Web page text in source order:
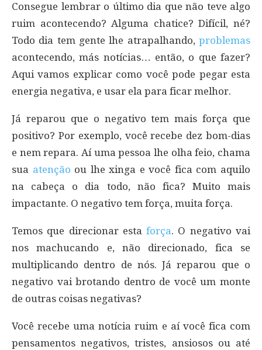
Consegue lembrar o último dia que não teve algo
ruim acontecendo? Alguma chatice? Difícil, né?
Todo dia tem gente lhe atrapalhando, problemas
acontecendo, más notícias… então, o que fazer?
Aqui vamos explicar como você pode pegar esta
energia negativa, e usar ela para ficar melhor.
Já reparou que o negativo tem mais força que
positivo? Por exemplo, você recebe dez bom-dias
e nem repara. Aí uma pessoa lhe olha feio, chama
sua atenção ou lhe xinga e você fica com aquilo
na cabeça o dia todo, não fica? Muito mais
impactante. O negativo tem força, muita força.
Temos que direcionar estaforça. O negativo vai
nos machucando e, não direcionado, fica se
multiplicando dentro de nós. Já reparou que o
negativo vai brotando dentro de você um monte
de outras coisas negativas?
Você recebe uma notícia ruim e aí você fica com
pensamentos negativos, tristes, ansiosos ou até